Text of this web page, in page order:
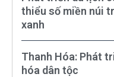
thiểu số miền núi
xanh
Thanh Hóa: Phát
hóa dân tộc